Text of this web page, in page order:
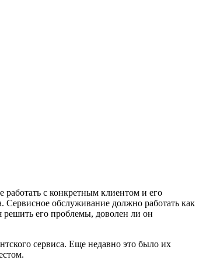
работать с конкретным клиентом и его
обслуживание должно работать как
решить его проблемы, доволен ли он
сервиса. Еще недавно это было их